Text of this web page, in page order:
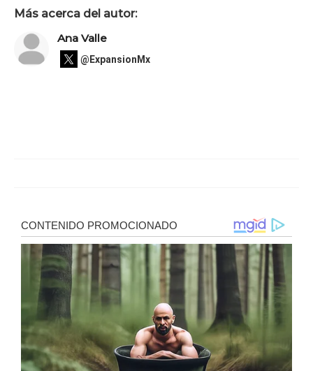
Más acerca del autor:
Ana Valle
@ExpansionMx